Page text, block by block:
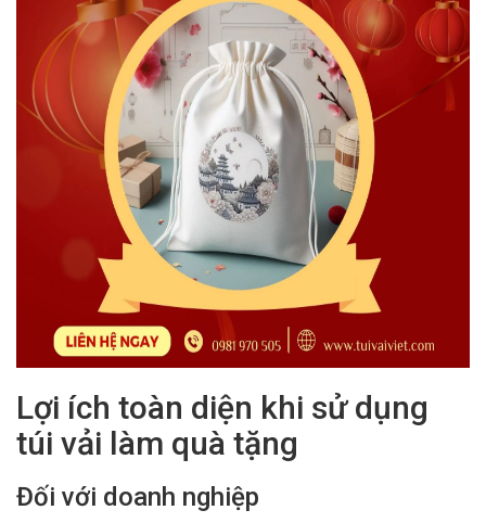
Lợi ích toàn diện khi sử dụng
túi vải làm quà tặng
Đối với doanh nghiệp